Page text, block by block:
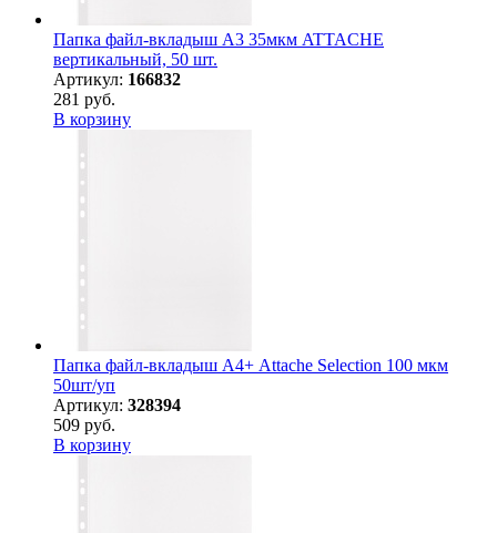
Папка файл-вкладыш А3 35мкм ATTACHE
вертикальный, 50 шт.
Артикул: 166832
281 руб.
В корзину
Папка файл-вкладыш А4+ Attache Selection 100 мкм
50шт/уп
Артикул: 328394
509 руб.
В корзину